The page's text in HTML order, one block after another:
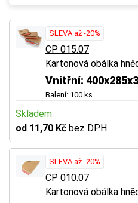
SLEVA až -20%
CP 015.07
Kartonová obálka
Vnitřní:
Balení: 100 ks
Skladem
od 11,70 Kč bez DPH
SLEVA až -20%
CP 010.07
Kartonová obálka